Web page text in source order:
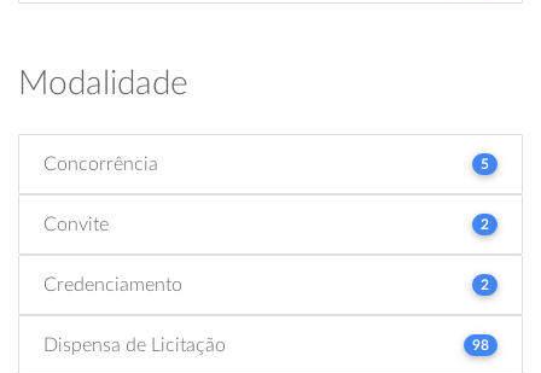
Modalidade
Concorrência 5
Convite 2
Credenciamento 2
Dispensa de Licitação 98